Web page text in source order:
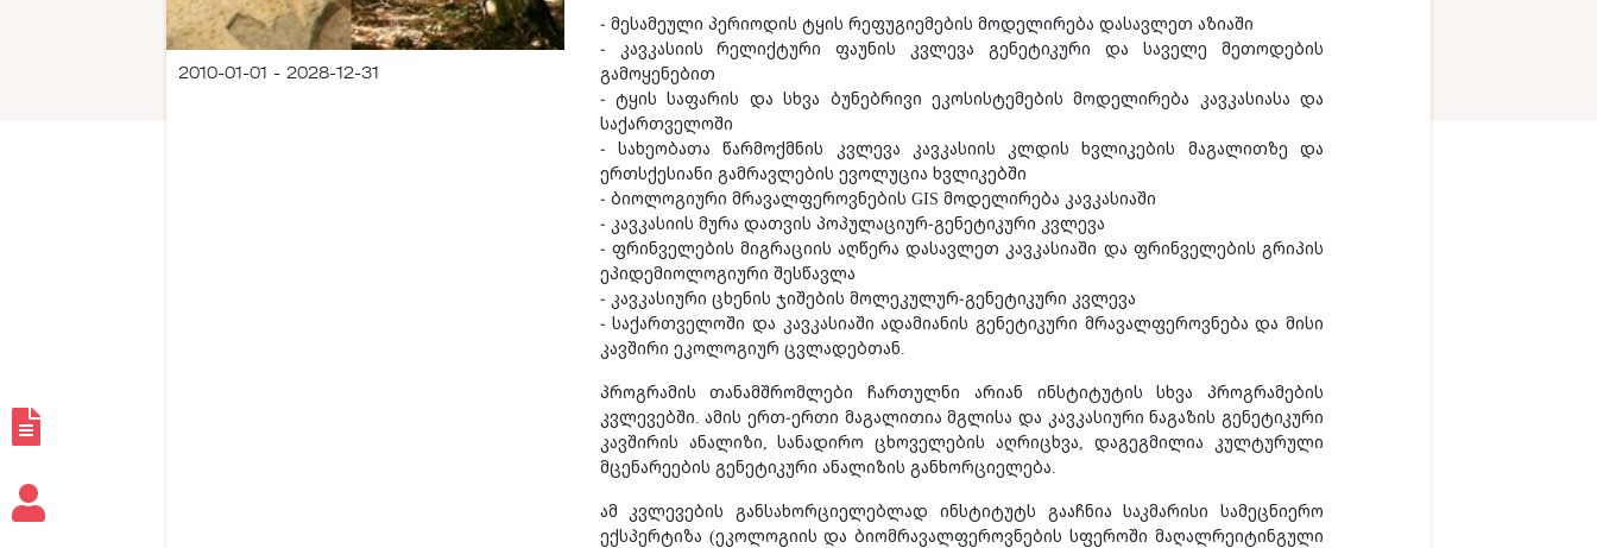
2010-01-01 - 2028-12-31
- მესამეული პერიოდის ტყის რეფუგიემების მოდელირება დასავლეთ აზიაში
- კავკასიის რელიქტური ფაუნის კვლევა გენეტიკური და საველე მეთოდების
გამოყენებით
- ტყის საფარის და სხვა ბუნებრივი ეკოსისტემების მოდელირება კავკასიასა და
საქართველოში
- სახეობათა წარმოქმნის კვლევა კავკასიის კლდის ხვლიკების მაგალითზე და
ერთსქესიანი გამრავლების ევოლუცია ხვლიკებში
- ბიოლოგიური მრავალფეროვნების GIS მოდელირება კავკასიაში
- კავკასიის მურა დათვის პოპულაციურ-გენეტიკური კვლევა
- ფრინველების მიგრაციის აღწერა დასავლეთ კავკასიაში და ფრინველების გრიპის
ეპიდემიოლოგიური შესწავლა
- კავკასიური ცხენის ჯიშების მოლეკულურ-გენეტიკური კვლევა
- საქართველოში და კავკასიაში ადამიანის გენეტიკური მრავალფეროვნება და მისი
კავშირი ეკოლოგიურ ცვლადებთან.
პროგრამის თანამშრომლები ჩართულნი არიან ინსტიტუტის სხვა პროგრამების
კვლევებში. ამის ერთ-ერთი მაგალითია მგლისა და კავკასიური ნაგაზის გენეტიკური
კავშირის ანალიზი, სანადირო ცხოველების აღრიცხვა, დაგეგმილია კულტურული
მცენარეების გენეტიკური ანალიზის განხორციელება.
ამ კვლევების განსახორციელებლად ინსტიტუტს გააჩნია საკმარისი სამეცნიერო
ექსპერტიზა (ეკოლოგიის და ბიომრავალფეროვნების სფეროში მაღალრეიტინგული